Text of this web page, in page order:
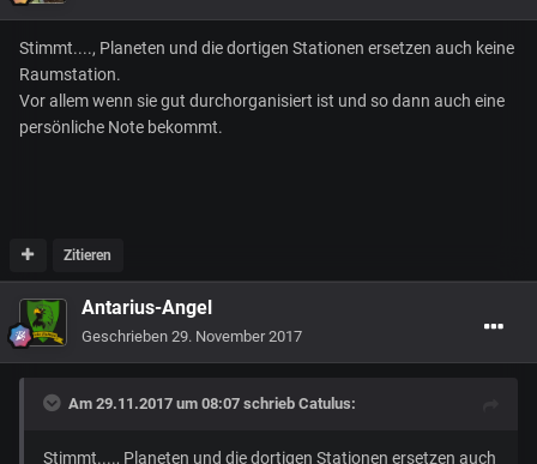
Stimmt...., Planeten und die dortigen Stationen ersetzen auch keine
Raumstation.
Vor allem wenn sie gut durchorganisiert ist und so dann auch eine
persönliche Note bekommt.
Zitieren
Antarius-Angel
Geschrieben 29. November 2017
Am 29.11.2017 um 08:07 schrieb Catulus:
Stimmt...., Planeten und die dortigen Stationen ersetzen auch